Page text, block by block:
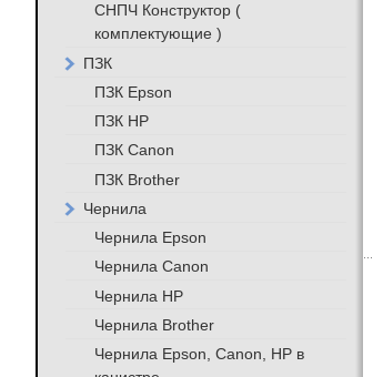
СНПЧ Конструктор (
комплектующие )
ПЗК
ПЗК Epson
ПЗК HP
ПЗК Canon
ПЗК Brother
Чернила
Чернила Epson
Чернила Canon
Чернила HP
Чернила Brother
Чернила Epson, Canon, HP в